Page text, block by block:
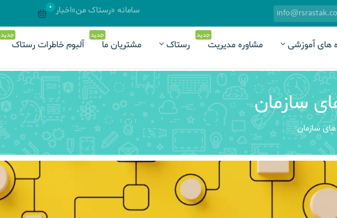
سامانه «رستاک من»اخبار 0
های آموزشی مشاوره مدیریت
جدید
رستاک مشتریان ما
جدید
آلبوم خاطرات رستاک
جدید
سازمان
سازمان